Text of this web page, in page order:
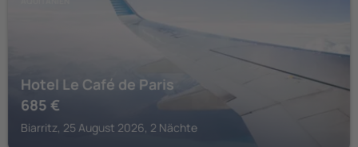
Hotel Le Café de Paris
685 €
Biarritz, 25 August 2026, 2 Nächte